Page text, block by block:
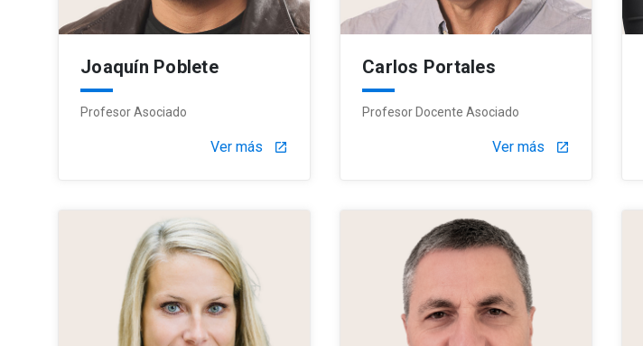
Joaquín Poblete
Profesor Asociado
Ver más launch
Carlos Portales
Profesor Docente Asociado
Ver más launch